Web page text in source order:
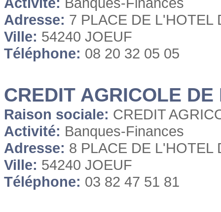
Adresse: 7 PLACE DE L'HOTEL
Ville: 54240 JOEUF
Téléphone: 08 20 32 05 05
CREDIT AGRICOLE DE
Raison sociale: CREDIT
Activité: Banques-Finances
Adresse: 8 PLACE DE L'HOTEL
Ville: 54240 JOEUF
Téléphone: 03 82 47 51 81